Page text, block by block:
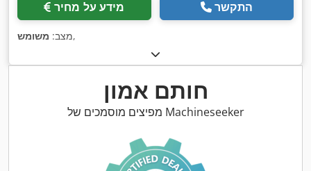
מידע על מחיר התקשר
מצב: משומש ,
חותם אמון
מפיצים מוסמכים של Machineseeker